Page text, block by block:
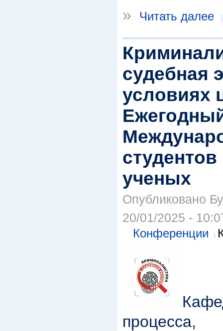
»
Читать далее
судебная
условиях
ученых
Опубликовано
20/01/2025 -
Конференции
процесса,